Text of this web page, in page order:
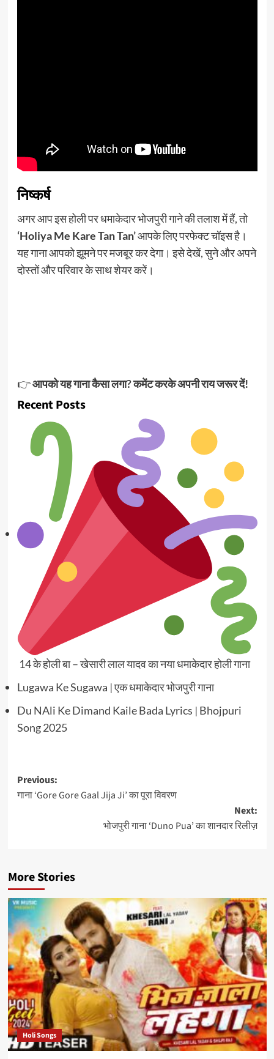
निष्कर्ष
अगर आप इस होली पर धमाकेदार भोजपुरी गाने की तलाश में हैं, तो
‘Holiya Me Kare Tan Tan’आपके लिए परफेक्ट चॉइस है।
यह गाना आपको झूमने पर मजबूर कर देगा। इसे देखें, सुने और अपने
दोस्तों और परिवार के साथ शेयर करें।
👉आपको यह गाना कैसा लगा? कमेंट करके अपनी राय जरूर दें!
Recent Posts
14 के होली बा – खेसारी लाल यादव का नया धमाकेदार होली गाना
Lugawa Ke Sugawa | एक धमाकेदार भोजपुरी गाना
Du NAli Ke Dimand Kaile Bada Lyrics | Bhojpuri
Song 2025
Post
navigation
Previous:
गाना ‘Gore Gore Gaal Jija Ji’ का पूरा विवरण
Next:
भोजपुरी गाना ‘Duno Pua’ का शानदार रिलीज़
More Stories
Holi Songs